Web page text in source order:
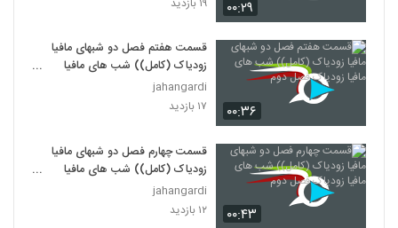
۰۰:۲۹
۰۰:۳۶
قسمت هفتم فصل دو شبهای مافیا
زودیاک (کامل)) شب های مافیا
زودیاک فصل دوم
jahangardi
۱۷ بازدید
۰۰:۴۳
قسمت چهارم فصل دو شبهای مافیا
زودیاک (کامل)) شب های مافیا
زودیاک فصل دوم
jahangardi
۱۲ بازدید